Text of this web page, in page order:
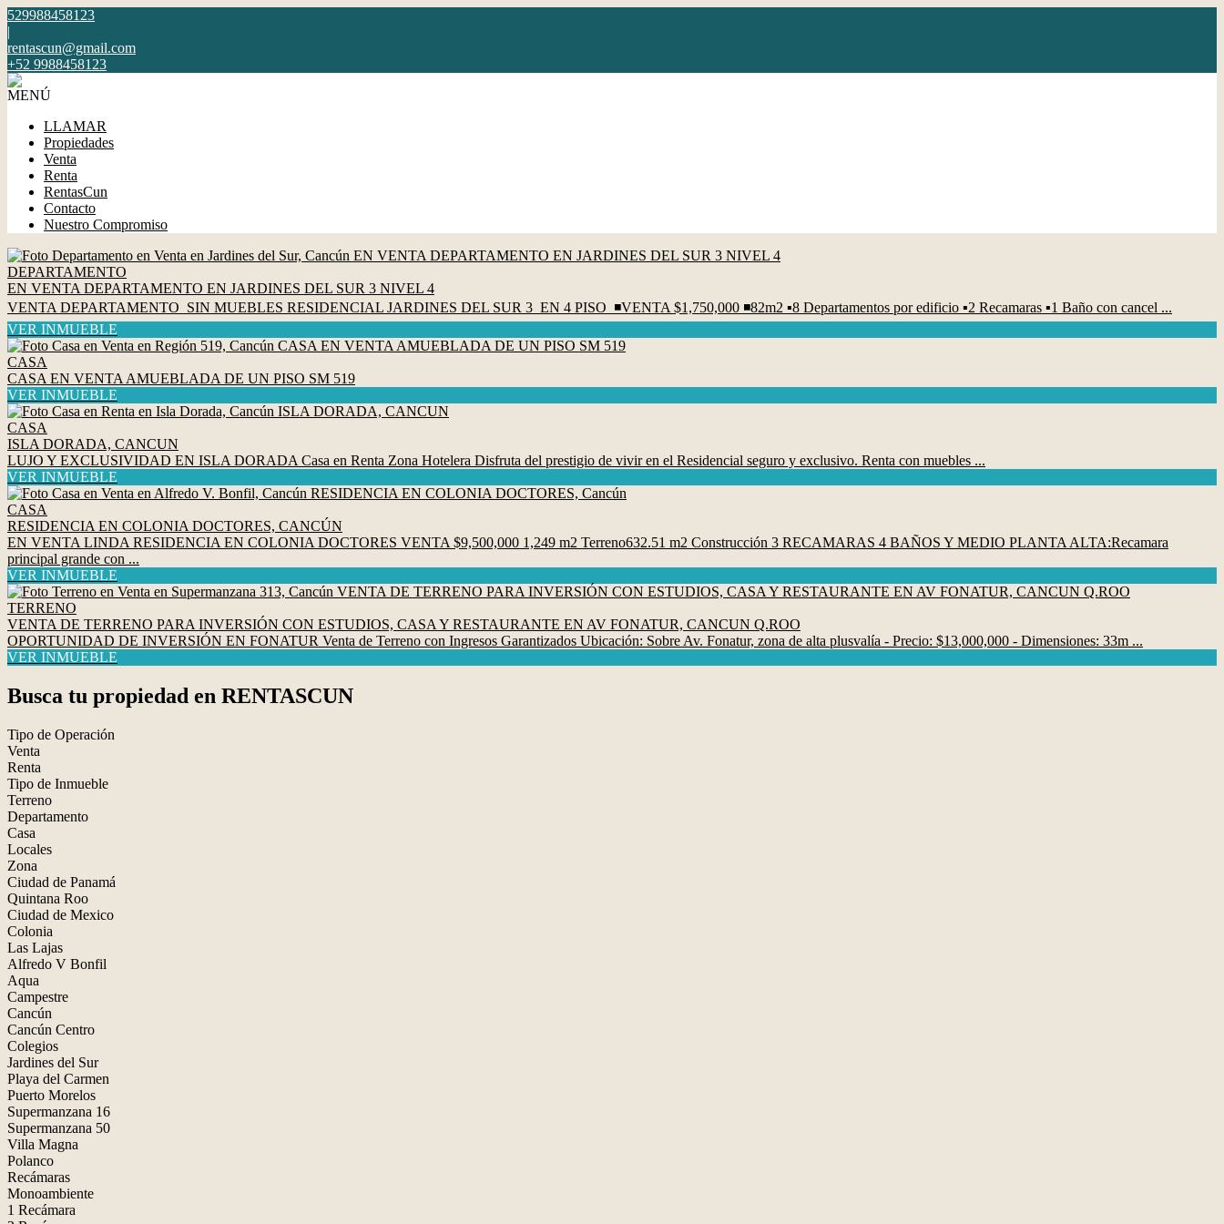
529988458123
|
rentascun@gmail.com
+52 9988458123
MENÚ
LLAMAR
Propiedades
Venta
Renta
RentasCun
Contacto
Nuestro Compromiso
DEPARTAMENTO
EN VENTA DEPARTAMENTO EN JARDINES DEL SUR 3 NIVEL 4
VENTA DEPARTAMENTO SIN MUEBLES RESIDENCIAL JARDINES DEL SUR 3 EN 4 PISO ◾VENTA $1,750,000 ◾82m2 ▪️8 Departamentos por edificio ▪️2 Recamaras ▪️1 Baño con cancel ...
VER INMUEBLE
CASA
CASA EN VENTA AMUEBLADA DE UN PISO SM 519
VER INMUEBLE
CASA
ISLA DORADA, CANCUN
LUJO Y EXCLUSIVIDAD EN ISLA DORADA Casa en Renta Zona Hotelera Disfruta del prestigio de vivir en el Residencial seguro y exclusivo. Renta con muebles ...
VER INMUEBLE
CASA
RESIDENCIA EN COLONIA DOCTORES, CANCÚN
EN VENTA LINDA RESIDENCIA EN COLONIA DOCTORES VENTA $9,500,000 1,249 m2 Terreno632.51 m2 Construcción 3 RECAMARAS 4 BAÑOS Y MEDIO PLANTA ALTA:Recamara
principal grande con ...
VER INMUEBLE
TERRENO
VENTA DE TERRENO PARA INVERSIÓN CON ESTUDIOS, CASA Y RESTAURANTE EN AV FONATUR, CANCUN Q.ROO
OPORTUNIDAD DE INVERSIÓN EN FONATUR Venta de Terreno con Ingresos Garantizados Ubicación: Sobre Av. Fonatur, zona de alta plusvalía - Precio: $13,000,000 - Dimensiones: 33m ...
VER INMUEBLE
Busca tu propiedad en RENTASCUN
Tipo de Operación
Venta
Renta
Tipo de Inmueble
Terreno
Departamento
Casa
Locales
Zona
Ciudad de Panamá
Quintana Roo
Ciudad de Mexico
Colonia
Las Lajas
Alfredo V Bonfil
Aqua
Campestre
Cancún
Cancún Centro
Colegios
Jardines del Sur
Playa del Carmen
Puerto Morelos
Supermanzana 16
Supermanzana 50
Villa Magna
Polanco
Recámaras
Monoambiente
1 Recámara